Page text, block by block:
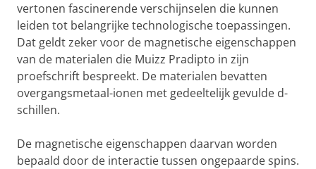
vertonen fascinerende verschijnselen die kunnen
leiden tot belangrijke technologische toepassingen.
Dat geldt zeker voor de magnetische eigenschappen
van de materialen die Muizz Pradipto in zijn
proefschrift bespreekt. De materialen bevatten
overgangsmetaal-ionen met gedeeltelijk gevulde d-
schillen.
De magnetische eigenschappen daarvan worden
bepaald door de interactie tussen ongepaarde spins.